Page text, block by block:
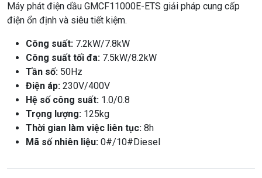
Máy phát điện dầu GMCF11000E-ETS giải pháp cung cấp
điện ổn định và siêu tiết kiệm.
Công suất: 7.2kW/7.8kW
Công suất tối đa: 7.5kW/8.2kW
Tần số: 50Hz
Điện áp: 230V/400V
Hệ số công suất: 1.0/0.8
Trọng lượng: 125kg
Thời gian làm việc liên tục: 8h
Mã số nhiên liệu: 0#/10#Diesel